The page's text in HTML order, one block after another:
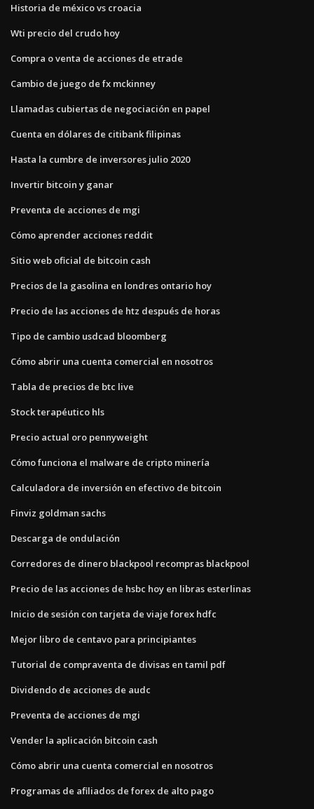
Historia de méxico vs croacia
Wti precio del crudo hoy
Compra o venta de acciones de etrade
Cambio de juego de fx mckinney
Llamadas cubiertas de negociación en papel
Cuenta en dólares de citibank filipinas
Hasta la cumbre de inversores julio 2020
Invertir bitcoin y ganar
Preventa de acciones de mgi
Cómo aprender acciones reddit
Sitio web oficial de bitcoin cash
Precios de la gasolina en londres ontario hoy
Precio de las acciones de htz después de horas
Tipo de cambio usdcad bloomberg
Cómo abrir una cuenta comercial en nosotros
Tabla de precios de btc live
Stock terapéutico hls
Precio actual oro pennyweight
Cómo funciona el malware de cripto minería
Calculadora de inversión en efectivo de bitcoin
Finviz goldman sachs
Descarga de ondulación
Corredores de dinero blackpool recompras blackpool
Precio de las acciones de hsbc hoy en libras esterlinas
Inicio de sesión con tarjeta de viaje forex hdfc
Mejor libro de centavo para principiantes
Tutorial de compraventa de divisas en tamil pdf
Dividendo de acciones de audc
Preventa de acciones de mgi
Vender la aplicación bitcoin cash
Cómo abrir una cuenta comercial en nosotros
Programas de afiliados de forex de alto pago